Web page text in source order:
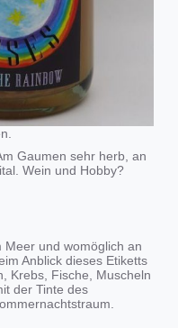
Gaumen sehr herb, an
Wein und Hobby?
und womöglich an
Anblick dieses Etiketts
Krebs, Fische, Muscheln
der Tinte des